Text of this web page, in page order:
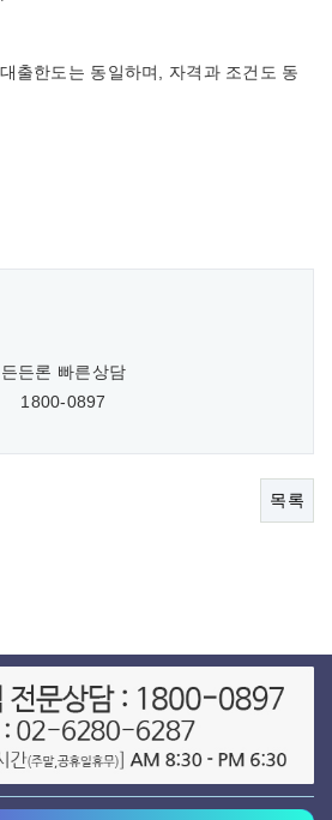
출한도는 동일하며, 자격과 조건도 동
든든론 빠른상담
1800-0897
목록